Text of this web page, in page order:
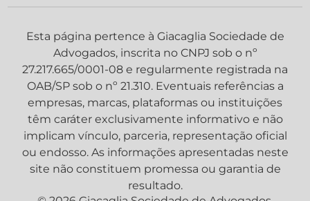
Esta página pertence à Giacaglia Sociedade de
Advogados, inscrita no CNPJ sob o nº
27.217.665/0001-08 e regularmente registrada na
OAB/SP sob o nº 21.310. Eventuais referências a
empresas, marcas, plataformas ou instituições
têm caráter exclusivamente informativo e não
implicam vínculo, parceria, representação oficial
ou endosso. As informações apresentadas neste
site não constituem promessa ou garantia de
resultado.